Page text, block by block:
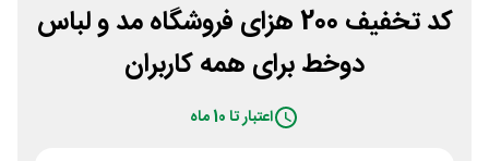
کد تخفیف 200 هزای فروشگاه مد و لباس
دوخط برای همه کاربران
اعتبار تا 10 ماه